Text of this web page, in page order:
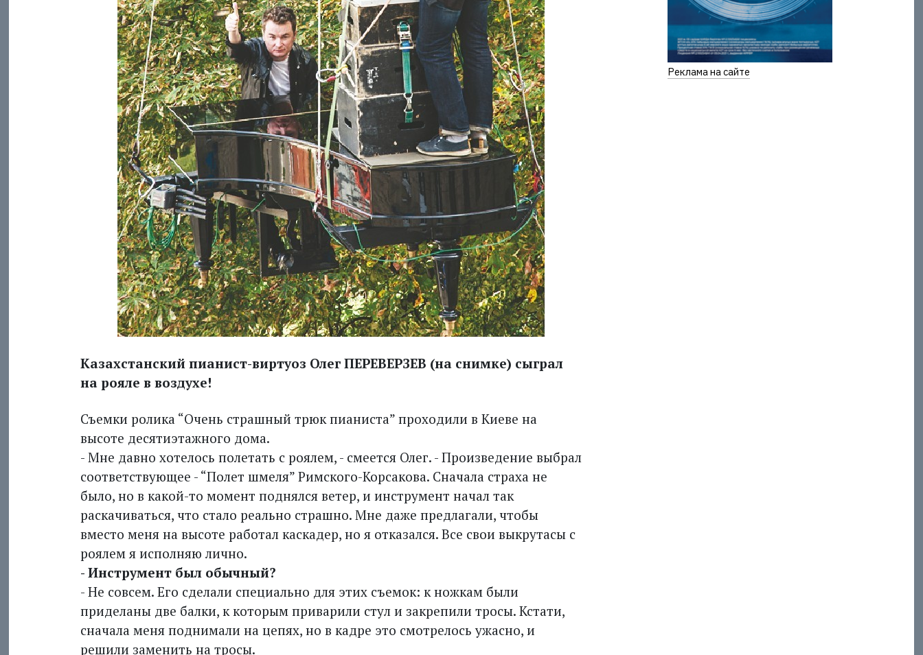
Казахстанский пианист-виртуоз Олег ПЕРЕВЕРЗЕВ (на снимке) сыграл
на рояле в воздухе!
Съемки ролика “Очень страшный трюк пианиста” проходили в Киеве на
высоте десятиэтажного дома.
- Мне давно хотелось полетать с роялем, - смеется Олег. - Произведение выбрал
соответствующее - “Полет шмеля” Римского-Корсакова. Сначала страха не
было, но в какой-то момент поднялся ветер, и инструмент начал так
раскачиваться, что стало реально страшно. Мне даже предлагали, чтобы
вместо меня на высоте работал каскадер, но я отказался. Все свои выкрутасы с
роялем я исполняю лично.
- Инструмент был обычный?
- Не совсем. Его сделали специально для этих съемок: к ножкам были
приделаны две балки, к которым приварили стул и закрепили тросы. Кстати,
сначала меня поднимали на цепях, но в кадре это смотрелось ужасно, и
решили заменить на тросы.
Реклама на сайте